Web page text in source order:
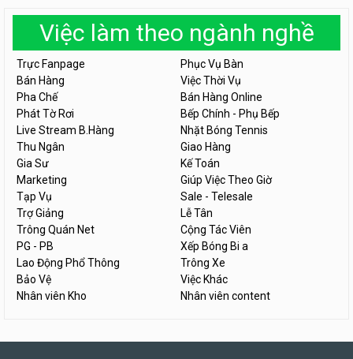
Việc làm theo ngành nghề
Trực Fanpage
Phục Vụ Bàn
Bán Hàng
Việc Thời Vụ
Pha Chế
Bán Hàng Online
Phát Tờ Rơi
Bếp Chính - Phụ Bếp
Live Stream B.Hàng
Nhặt Bóng Tennis
Thu Ngân
Giao Hàng
Gia Sư
Kế Toán
Marketing
Giúp Việc Theo Giờ
Tạp Vụ
Sale - Telesale
Trợ Giảng
Lễ Tân
Trông Quán Net
Cộng Tác Viên
PG - PB
Xếp Bóng Bi a
Lao Động Phổ Thông
Trông Xe
Bảo Vệ
Việc Khác
Nhân viên Kho
Nhân viên content